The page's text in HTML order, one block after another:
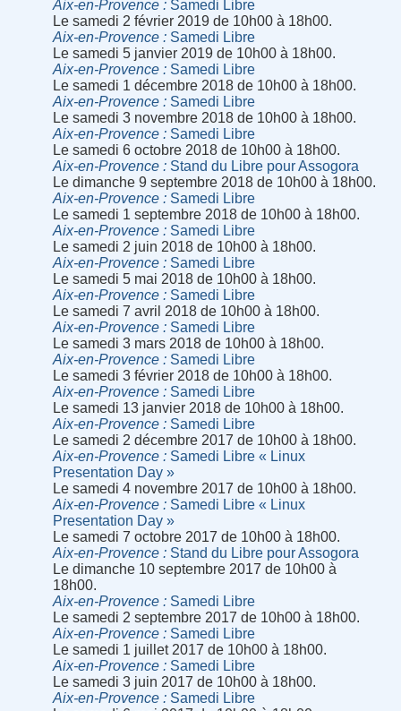
Aix-en-Provence
Samedi Libre
Le samedi 2 février 2019 de 10h00 à 18h00.
Aix-en-Provence
Samedi Libre
Le samedi 5 janvier 2019 de 10h00 à 18h00.
Aix-en-Provence
Samedi Libre
Le samedi 1 décembre 2018 de 10h00 à 18h00.
Aix-en-Provence
Samedi Libre
Le samedi 3 novembre 2018 de 10h00 à 18h00.
Aix-en-Provence
Samedi Libre
Le samedi 6 octobre 2018 de 10h00 à 18h00.
Aix-en-Provence
Stand du Libre pour Assogora
Le dimanche 9 septembre 2018 de 10h00 à 18h00.
Aix-en-Provence
Samedi Libre
Le samedi 1 septembre 2018 de 10h00 à 18h00.
Aix-en-Provence
Samedi Libre
Le samedi 2 juin 2018 de 10h00 à 18h00.
Aix-en-Provence
Samedi Libre
Le samedi 5 mai 2018 de 10h00 à 18h00.
Aix-en-Provence
Samedi Libre
Le samedi 7 avril 2018 de 10h00 à 18h00.
Aix-en-Provence
Samedi Libre
Le samedi 3 mars 2018 de 10h00 à 18h00.
Aix-en-Provence
Samedi Libre
Le samedi 3 février 2018 de 10h00 à 18h00.
Aix-en-Provence
Samedi Libre
Le samedi 13 janvier 2018 de 10h00 à 18h00.
Aix-en-Provence
Samedi Libre
Le samedi 2 décembre 2017 de 10h00 à 18h00.
Aix-en-Provence
Samedi Libre « Linux
Presentation Day »
Le samedi 4 novembre 2017 de 10h00 à 18h00.
Aix-en-Provence
Samedi Libre « Linux
Presentation Day »
Le samedi 7 octobre 2017 de 10h00 à 18h00.
Aix-en-Provence
Stand du Libre pour Assogora
Le dimanche 10 septembre 2017 de 10h00 à
18h00.
Aix-en-Provence
Samedi Libre
Le samedi 2 septembre 2017 de 10h00 à 18h00.
Aix-en-Provence
Samedi Libre
Le samedi 1 juillet 2017 de 10h00 à 18h00.
Aix-en-Provence
Samedi Libre
Le samedi 3 juin 2017 de 10h00 à 18h00.
Aix-en-Provence
Samedi Libre